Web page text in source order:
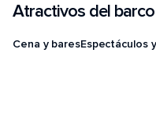
Atractivos del barco
Cena y baresEspectáculos